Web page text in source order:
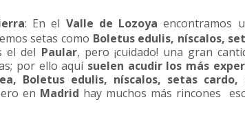
: En el Valle de Lozoya encontramos
setas como Boletus edulis, níscalos,
el del Paular, pero ¡cuidado! una gran
por ello aquí suelen acudir los más
Boletus edulis, níscalos, setas
en Madrid hay muchos más rincones